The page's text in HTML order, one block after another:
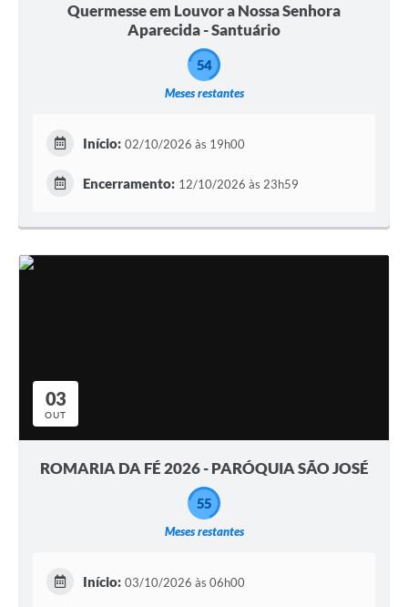
Quermesse em Louvor a Nossa Senhora
Aparecida - Santuário
Meses restantes
54
Início: 02/10/2026 às 19h00
Encerramento: 12/10/2026 às 23h59
03
OUT
ROMARIA DA FÉ 2026 - PARÓQUIA SÃO JOSÉ
Meses restantes
55
Início: 03/10/2026 às 06h00